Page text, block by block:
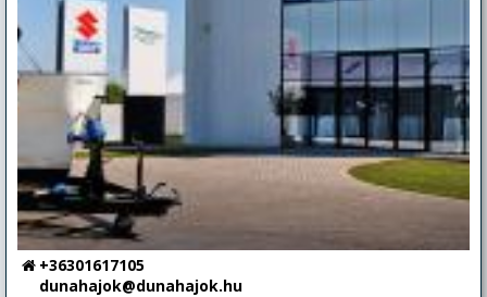
+36301617105
dunahajok@dunahajok.hu